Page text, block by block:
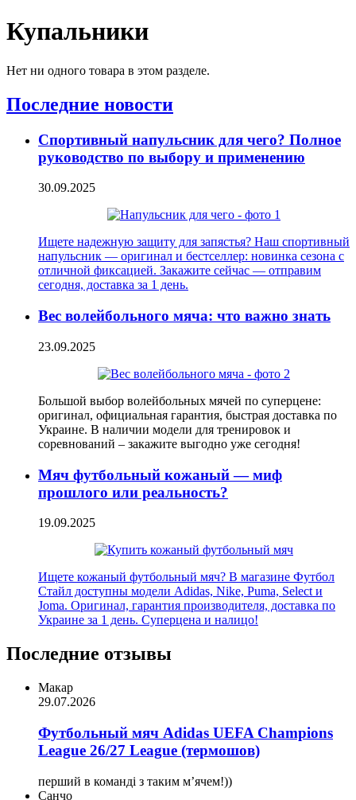
Купальники
Нет ни одного товара в этом разделе.
Последние новости
Спортивный напульсник для чего? Полное
руководство по выбору и применению
30.09.2025
Ищете надежную защиту для запястья? Наш спортивный
напульсник — оригинал и бестселлер: новинка сезона с
отличной фиксацией. Закажите сейчас — отправим
сегодня, доставка за 1 день.
Вес волейбольного мяча: что важно знать
23.09.2025
Большой выбор волейбольных мячей по суперцене:
оригинал, официальная гарантия, быстрая доставка по
Украине. В наличии модели для тренировок и
соревнований – закажите выгодно уже сегодня!
Мяч футбольный кожаный — миф
прошлого или реальность?
19.09.2025
Ищете кожаный футбольный мяч? В магазине Футбол
Стайл доступны модели Adidas, Nike, Puma, Select и
Joma. Оригинал, гарантия производителя, доставка по
Украине за 1 день. Суперцена и налицо!
Последние отзывы
Макар
29.07.2026
Футбольный мяч Adidas UEFA Champions
League 26/27 League (термошов)
перший в команді з таким мʼячем!))
Санчо